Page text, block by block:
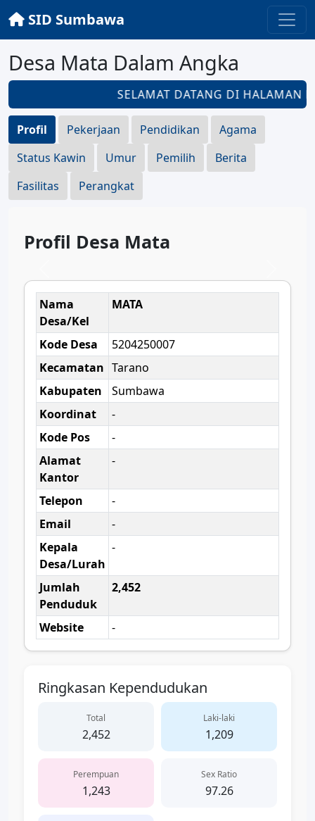
SID Sumbawa
Desa Mata Dalam Angka
SELAMAT DATANG DI HALAMAN
Profil Pekerjaan Pendidikan
Agama
Status Kawin
Umur Pemilih
Berita
Fasilitas
Perangkat
Profil Desa Mata
Nama
Desa/Kel
MATA
Kode Desa
5204250007
Kecamatan Tarano
Kabupaten
Sumbawa
Koordinat
-
Kode Pos
-
Alamat
Kantor
-
Telepon
-
Email
-
Kepala
Desa/Lurah
-
Jumlah
Penduduk
2,452
Website -
Ringkasan Kependudukan
Total
2,452
Laki-laki
1,209
Perempuan
1,243
Sex Ratio
97.26